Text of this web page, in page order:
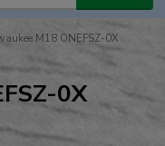
M18 ONEFSZ-0X
0X